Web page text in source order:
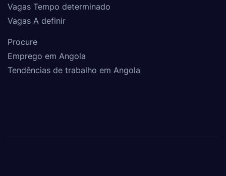
Vagas Tempo determinado
Vagas A definir
Procure
Emprego em Angola
Tendências de trabalho em Angola